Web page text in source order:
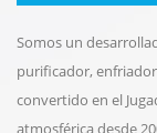
Somos un
purificador,
convertido en el
atmosférica desde